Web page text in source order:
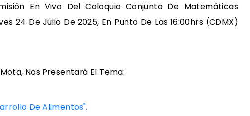
En Vivo Del Coloquio Conjunto De Matemáticas
24 De Julio De 2025, En Punto De Las 16:00hrs (CDMX)
Nos Presentará El Tema:
De Alimentos".